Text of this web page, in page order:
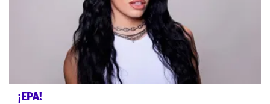
¡EPA!